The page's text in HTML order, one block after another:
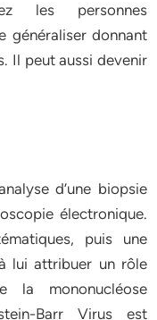
les personnes
généraliser donnant
Il peut aussi devenir
d’une biopsie
électronique.
puis une
lui attribuer un rôle
la mononucléose
Barr Virus est